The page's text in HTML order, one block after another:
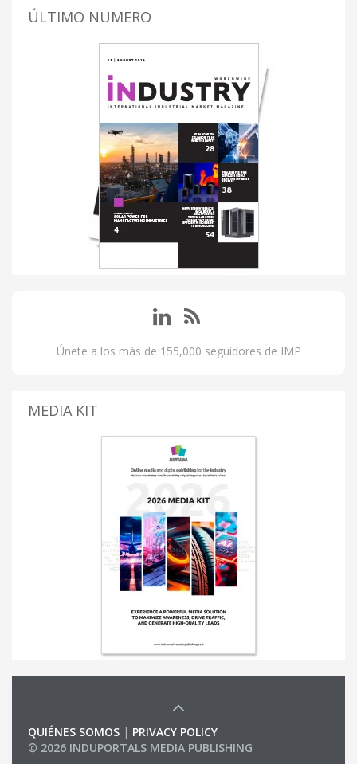
ÚLTIMO NUMERO
Únete a los más de 155,000 seguidores de IMP
MEDIA KIT
QUIÉNES SOMOS | PRIVACY POLICY
© 2026 INDUPORTALS MEDIA PUBLISHING